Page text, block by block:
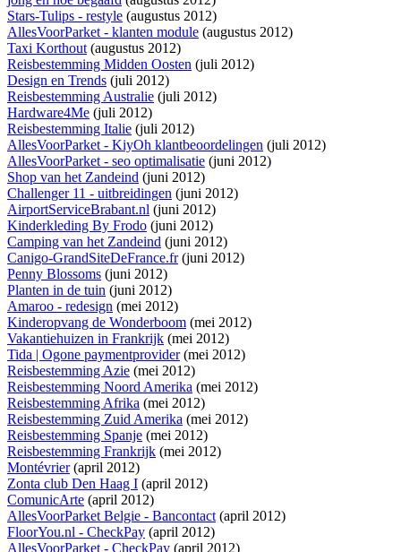
Stars-Tulips - restyle (augustus 2012)
AllesVoorParket - klanten module (augustus 2012)
Taxi Korthout(augustus 2012)
Reisbestemming Midden Oosten (juli 2012)
Design en Trends (juli 2012)
Reisbestemming Australie (juli 2012)
Hardware4Me (juli 2012)
Reisbestemming Italie (juli 2012)
AllesVoorParket - KiyOh klantbeoordelingen (juli 2012)
AllesVoorParket - seo optimalisatie (juni 2012)
Shop van het Zandeind (juni 2012)
Challenger 11 - uitbreidingen (juni 2012)
AirportServiceBrabant.nl (juni 2012)
Kinderkleding By Frodo (juni 2012)
Camping van het Zandeind (juni 2012)
Canigo-GrandSiteDeFrance.fr(juni 2012)
Penny Blossoms (juni 2012)
Planten in de tuin (juni 2012)
Amaroo - redesign (mei 2012)
Kinderopvang de Wonderboom (mei 2012)
Vakantiehuizen in Frankrijk (mei 2012)
Tida | Ogone paymentprovider(mei 2012)
Reisbestemming Azie (mei 2012)
Reisbestemming Noord Amerika (mei 2012)
Reisbestemming Afrika (mei 2012)
Reisbestemming Zuid Amerika (mei 2012)
Reisbestemming Spanje (mei 2012)
Reisbestemming Frankrijk (mei 2012)
Montévrier(april 2012)
Zonta club Den Haag I (april 2012)
ComunicArte (april 2012)
AllesVoorParket Belgie - Bancontact(april 2012)
FloorYou.nl - CheckPay (april 2012)
AllesVoorParket - CheckPay (april 2012)